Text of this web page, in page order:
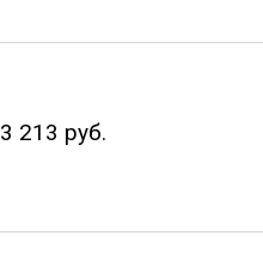
3 213 руб.